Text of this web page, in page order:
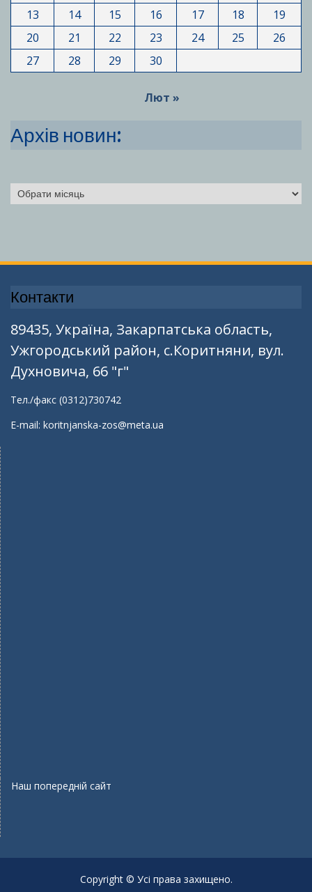
13
14 15 16 17 18
19
20
21 22 23 24 25
26
27
28 29 30
Лют »
Архів новин:
Архіви
Контакти
89435, Україна, Закарпатська область,
Ужгородський район, с.Коритняни, вул.
Духновича, 66 "г"
Тел./факс (0312)730742
E-mail: koritnjanska-zos@meta.ua
Наш попередній сайт
Copyright © Усі права захищено.